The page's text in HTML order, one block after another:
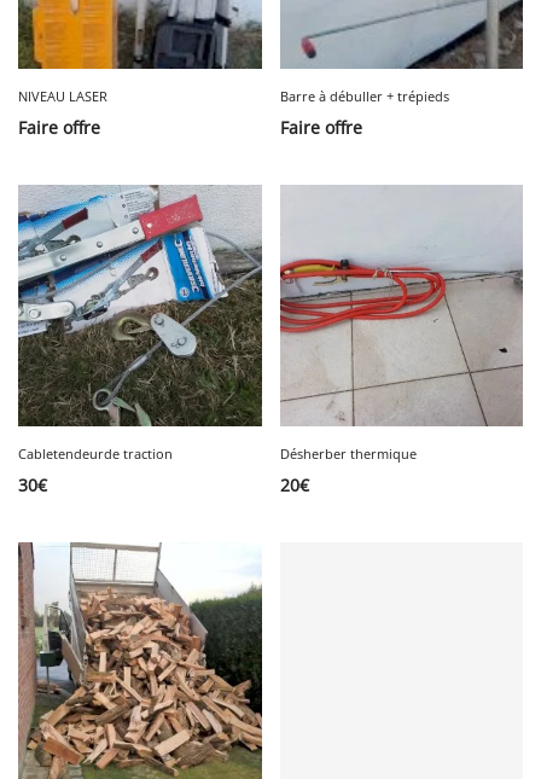
NIVEAU LASER
Faire offre
Barre à débuller + trépieds
Faire offre
Cabletendeurde traction
30€
Désherber thermique
20€